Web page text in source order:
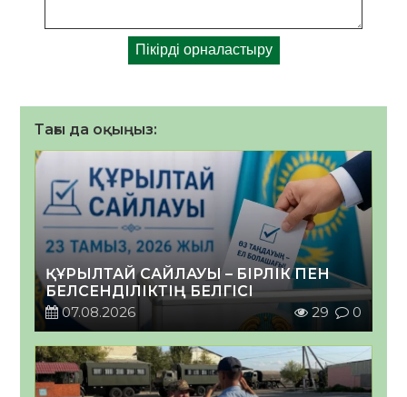
Тағы да оқыңыз:
ҚҰРЫЛТАЙ САЙЛАУЫ – БІРЛІК ПЕН
БЕЛСЕНДІЛІКТІҢ БЕЛГІСІ
07.08.2026
29 0